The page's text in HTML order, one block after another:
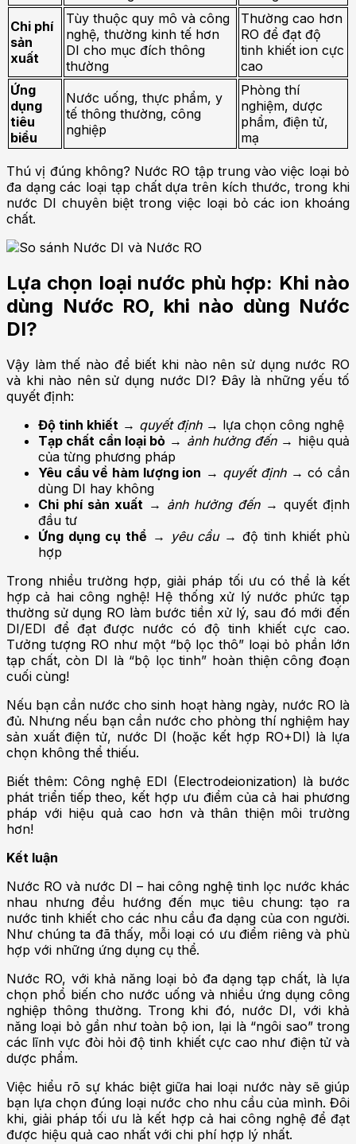
Chi phí
sản
xuất
Tùy thuộc quy mô và công
nghệ, thường kinh tế hơn
DI cho mục đích thông
thường
Thường cao hơn
RO để đạt độ
tinh khiết ion cực
cao
Ứng
dụng
tiêu
biểu
Nước uống, thực phẩm, y
tế thông thường, công
nghiệp
Phòng thí
nghiệm, dược
phẩm, điện tử,
mạ
Thú vị đúng không? Nước RO tập trung vào việc loại bỏ
đa dạng các loại tạp chất dựa trên kích thước, trong khi
nước DI chuyên biệt trong việc loại bỏ các ion khoáng
chất.
Lựa chọn loại nước phù hợp: Khi nào
dùng Nước RO, khi nào dùng Nước
DI?
Vậy làm thế nào để biết khi nào nên sử dụng nước RO
và khi nào nên sử dụng nước DI? Đây là những yếu tố
quyết định:
Độ tinh khiết → quyết định→ lựa chọn công nghệ
Tạp chất cần loại bỏ → ảnh hưởng đến→ hiệu quả
của từng phương pháp
Yêu cầu về hàm lượng ion → quyết định→ có cần
dùng DI hay không
Chi phí sản xuất → ảnh hưởng đến→ quyết định
đầu tư
Ứng dụng cụ thể → yêu cầu→ độ tinh khiết phù
hợp
Trong nhiều trường hợp, giải pháp tối ưu có thể là kết
hợp cả hai công nghệ! Hệ thống xử lý nước phức tạp
thường sử dụng RO làm bước tiền xử lý, sau đó mới đến
DI/EDI để đạt được nước có độ tinh khiết cực cao.
Tưởng tượng RO như một “bộ lọc thô” loại bỏ phần lớn
tạp chất, còn DI là “bộ lọc tinh” hoàn thiện công đoạn
cuối cùng!
Nếu bạn cần nước cho sinh hoạt hàng ngày, nước RO là
đủ. Nhưng nếu bạn cần nước cho phòng thí nghiệm hay
sản xuất điện tử, nước DI (hoặc kết hợp RO+DI) là lựa
chọn không thể thiếu.
Biết thêm: Công nghệ EDI (Electrodeionization) là bước
phát triển tiếp theo, kết hợp ưu điểm của cả hai phương
pháp với hiệu quả cao hơn và thân thiện môi trường
hơn!
Kết luận
Nước RO và nước DI – hai công nghệ tinh lọc nước khác
nhau nhưng đều hướng đến mục tiêu chung: tạo ra
nước tinh khiết cho các nhu cầu đa dạng của con người.
Như chúng ta đã thấy, mỗi loại có ưu điểm riêng và phù
hợp với những ứng dụng cụ thể.
Nước RO, với khả năng loại bỏ đa dạng tạp chất, là lựa
chọn phổ biến cho nước uống và nhiều ứng dụng công
nghiệp thông thường. Trong khi đó, nước DI, với khả
năng loại bỏ gần như toàn bộ ion, lại là “ngôi sao” trong
các lĩnh vực đòi hỏi độ tinh khiết cực cao như điện tử và
dược phẩm.
Việc hiểu rõ sự khác biệt giữa hai loại nước này sẽ giúp
bạn lựa chọn đúng loại nước cho nhu cầu của mình. Đôi
khi, giải pháp tối ưu là kết hợp cả hai công nghệ để đạt
được hiệu quả cao nhất với chi phí hợp lý nhất.